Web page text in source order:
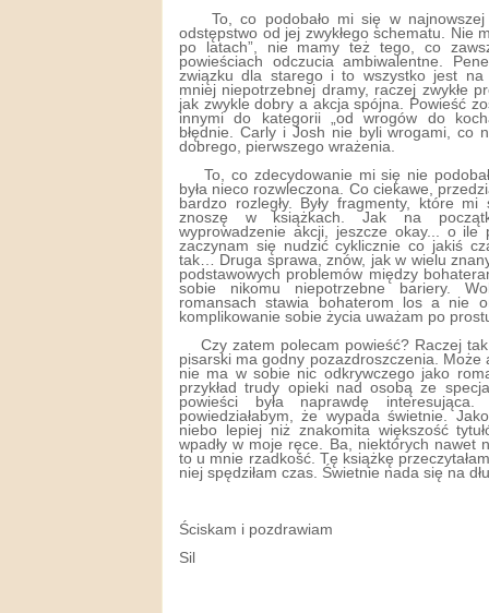
To, co podobało mi się w
odstępstwo od jej zwykłego schematu. Nie
po latach”, nie mamy też tego, co
powieściach odczucia ambiwalentne.
związku dla starego i to wszystko jest na
mniej niepotrzebnej dramy, raczej zwykłe
jak zwykle dobry a akcja spójna. Powieść
innymi do kategorii „od wrogów do
błędnie. Carly i Josh nie byli wrogami, co
dobrego, pierwszego wrażenia.
To, co zdecydowanie mi się nie
była nieco rozwleczona. Co ciekawe,
bardzo rozległy. Były fragmenty, które
znoszę w książkach. Jak na
wyprowadzenie akcji, jeszcze okay... o ile
zaczynam się nudzić cyklicznie co jakiś
tak… Druga sprawa, znów, jak w wielu
podstawowych problemów między
sobie nikomu niepotrzebne bariery.
romansach stawia bohaterom los a nie
komplikowanie sobie życia uważam po
Czy zatem polecam powieść? Raczej
pisarski ma godny pozazdroszczenia. Może
nie ma w sobie nic odkrywczego jako
przykład trudy opieki nad osobą ze
powieści była naprawdę
powiedziałabym, że wypada świetnie.
niebo lepiej niż znakomita większość
wpadły w moje ręce. Ba, niektórych nawet
to u mnie rzadkość. Tę książkę
niej spędziłam czas. Świetnie nada się na
Ściskam i pozdrawiam
Sil